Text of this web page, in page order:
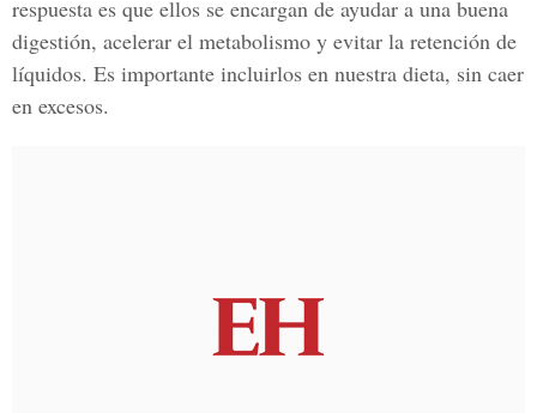
respuesta es que ellos se encargan de ayudar a una buena
digestión, acelerar el metabolismo y evitar la retención de
líquidos. Es importante incluirlos en nuestra dieta, sin caer
en excesos.